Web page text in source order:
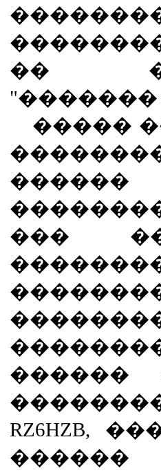
��
�����
���
������
RZ6HZB,
������